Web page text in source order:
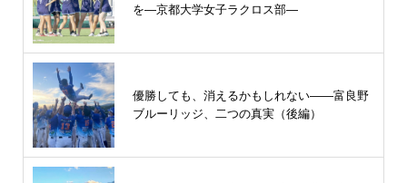
を―京都大学女子ラクロス部―
優勝しても、消えるかもしれない――富良野
ブルーリッジ、二つの真実（後編）